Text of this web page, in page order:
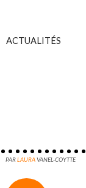
ACTUALITÉS
PARLAURAVANEL-COYTTE